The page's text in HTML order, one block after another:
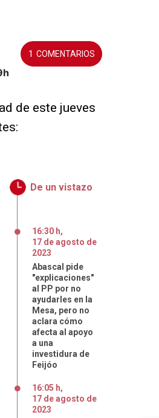
1
de este jueves
De un vistazo
16:30 h,
17 deagosto de
2023
Abascal pide
"explicaciones"
al PP por no
ayudarles en la
Mesa, pero no
aclara cómo
afecta al apoyo
a una
investidura de
Feijóo
16:05 h,
17 deagosto de
2023